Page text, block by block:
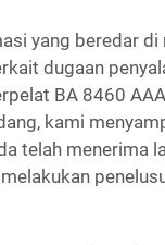
yang beredar di
dugaan
BA 8460
kami
telah menerima